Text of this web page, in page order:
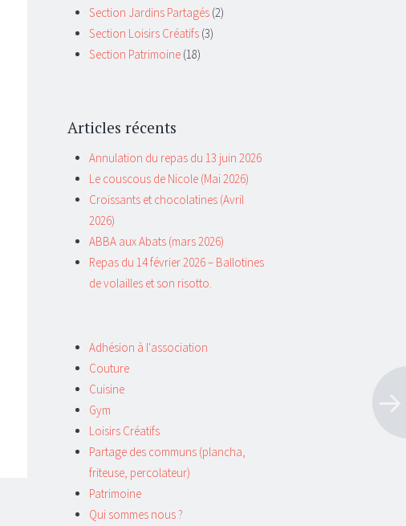
Section Jardins Partagés (2)
Section Loisirs Créatifs (3)
Section Patrimoine (18)
Articles récents
Annulation du repas du 13 juin 2026
Le couscous de Nicole (Mai 2026)
Croissants et chocolatines (Avril
2026)
ABBA aux Abats (mars 2026)
Repas du 14 février 2026 – Ballotines
de volailles et son risotto.
Adhésion à l'association
Couture
Cuisine
Gym
Loisirs Créatifs
Partage des communs (plancha,
friteuse, percolateur)
Patrimoine
Qui sommes nous ?